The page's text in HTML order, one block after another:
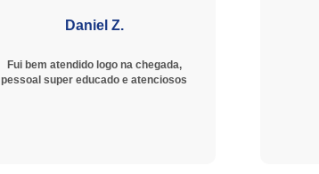
Fui bem atendido logo na chegada,
pessoal super educado e atenciosos
Daniel Z.